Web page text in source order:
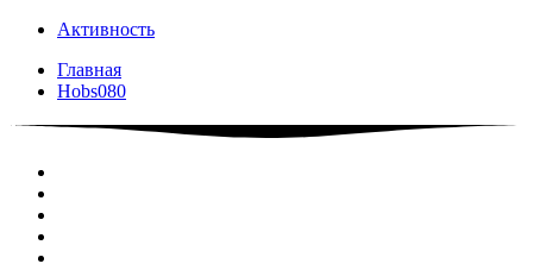
Активность
Главная
Hobs080